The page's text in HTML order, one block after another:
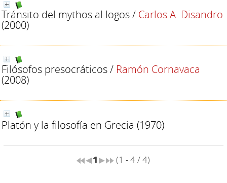
Tránsito del mythos al logos/ Carlos A. Disandro
(2000)
Filósofos presocráticos/ Ramón Cornavaca
(2008)
Platón y la filosofía en Grecia (1970)
1 (1 - 4 / 4)